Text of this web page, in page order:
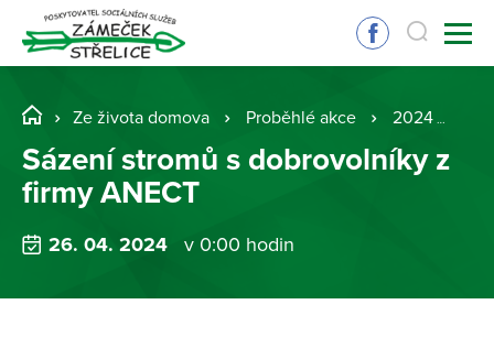
Ze života domova Proběhlé akce 2024
Sázení stromů s dobrovolníky z
firmy ANECT
26. 04. 2024 v 0:00 hodin